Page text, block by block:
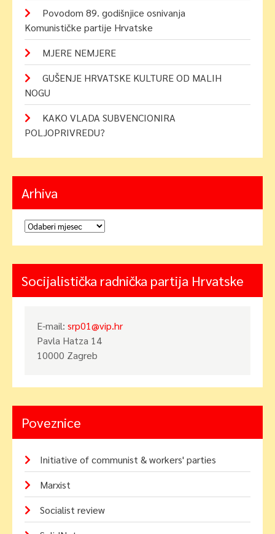
Povodom 89. godišnjice osnivanja
Komunističke partije Hrvatske
MJERE NEMJERE
GUŠENJE HRVATSKE KULTURE OD MALIH
NOGU
KAKO VLADA SUBVENCIONIRA
POLJOPRIVREDU?
Arhiva
Arhiva
Socijalistička radnička partija Hrvatske
E-mail: srp01@vip.hr
Pavla Hatza 14
10000 Zagreb
Poveznice
Initiative of communist & workers' parties
Marxist
Socialist review